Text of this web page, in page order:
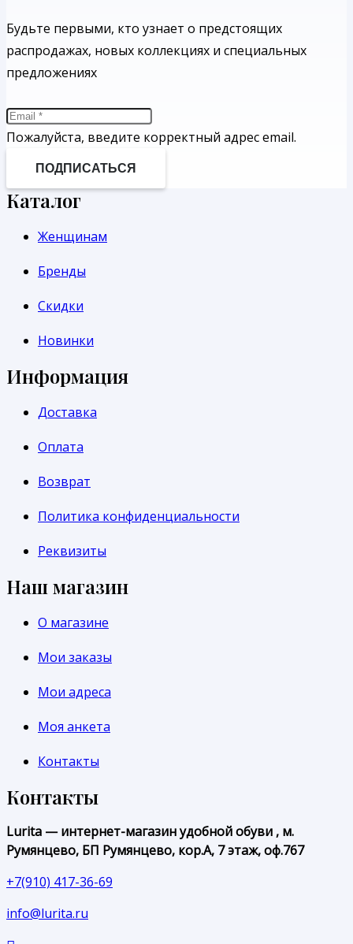
Будьте первыми, кто узнает о предстоящих
распродажах, новых коллекциях и специальных
предложениях
Пожалуйста, введите корректный адрес email.
ПОДПИСАТЬСЯ
Каталог
Женщинам
Бренды
Скидки
Новинки
Информация
Доставка
Оплата
Возврат
Политика конфиденциальности
Реквизиты
Наш магазин
О магазине
Мои заказы
Мои адреса
Моя анкета
Контакты
Контакты
Lurita — интернет-магазин удобной обуви , м.
Румянцево, БП Румянцево, кор.А, 7 этаж, оф.767
+7(910) 417-36-69
info@lurita.ru